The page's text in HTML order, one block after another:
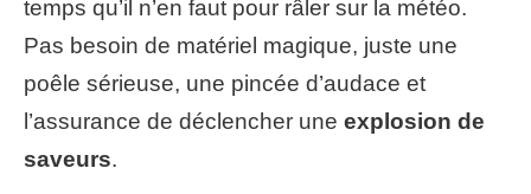
temps qu’il n’en faut pour râler sur la météo.
Pas besoin de matériel magique, juste une
poêle sérieuse, une pincée d’audace et
l’assurance de déclencher une explosion de
saveurs.